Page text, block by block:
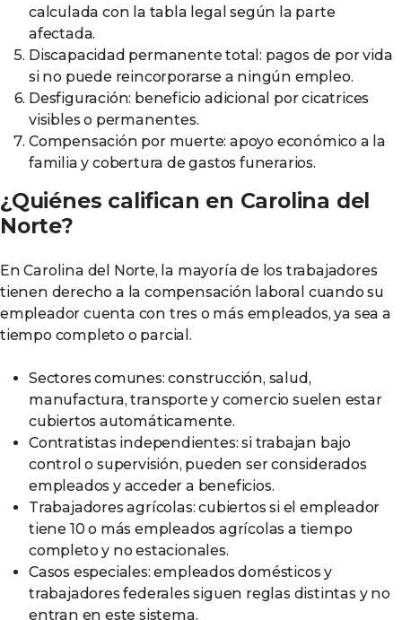
calculada con la tabla legal según la parte
afectada.
Discapacidad permanente total: pagos de por vida
si no puede reincorporarse a ningún empleo.
Desfiguración: beneficio adicional por cicatrices
visibles o permanentes.
Compensación por muerte: apoyo económico a la
familia y cobertura de gastos funerarios.
¿Quiénes califican en Carolina del
Norte?
En Carolina del Norte, la mayoría de los trabajadores
tienen derecho a la compensación laboral cuando su
empleador cuenta con tres o más empleados, ya sea a
tiempo completo o parcial.
Sectores comunes: construcción, salud,
manufactura, transporte y comercio suelen estar
cubiertos automáticamente.
Contratistas independientes: si trabajan bajo
control o supervisión, pueden ser considerados
empleados y acceder a beneficios.
Trabajadores agrícolas: cubiertos si el empleador
tiene 10 o más empleados agrícolas a tiempo
completo y no estacionales.
Casos especiales: empleados domésticos y
trabajadores federales siguen reglas distintas y no
entran en este sistema.